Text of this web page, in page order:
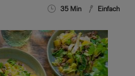
35 Min Einfach